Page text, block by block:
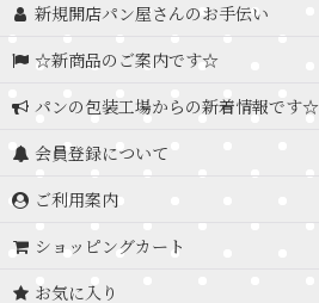
新規開店パン屋さんのお手伝い
☆新商品のご案内です☆
パンの包装工場からの新着情報です☆
会員登録について
ご利用案内
ショッピングカート
お気に入り